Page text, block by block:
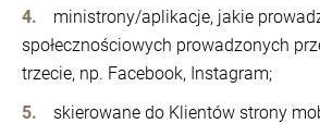
ministrony/aplikacje, jakie
społecznościowych prowadzonych
trzecie, np. Facebook, Instagram;
skierowane do Klientów strony